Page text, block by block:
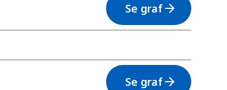
Se grafarrow_forward
Se grafarrow_forward